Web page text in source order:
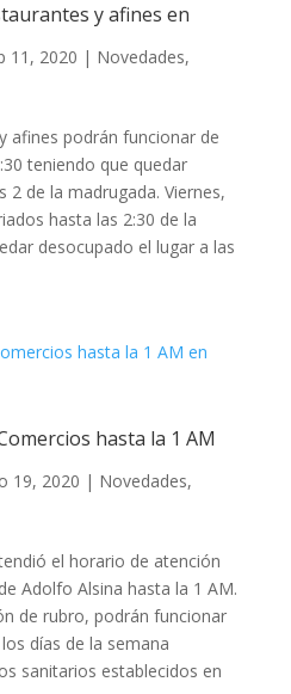
y afines en
11, 2020 | Novedades,
afines podrán funcionar de
teniendo que quedar
2 de la madrugada. Viernes,
hasta las 2:30 de la
desocupado el lugar a las
hasta la 1 AM
19, 2020 | Novedades,
el horario de atención
Adolfo Alsina hasta la 1 AM.
de rubro, podrán funcionar
días de la semana
sanitarios establecidos en